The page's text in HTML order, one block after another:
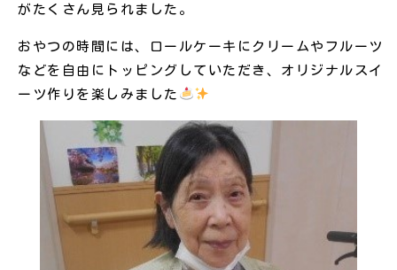
がたくさん見られました。
おやつの時間には、ロールケーキにクリームやフルーツ
などを自由にトッピングしていただき、オリジナルスイ
ーツ作りを楽しみました